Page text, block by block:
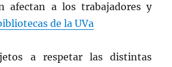
afectan a los trabajadores y
de la UVa
a respetar las distintas